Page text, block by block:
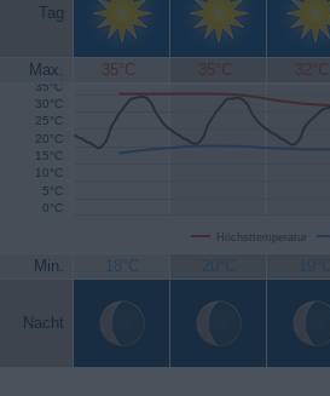
Tag
Max. 35°C 35°C 32°C
Höchsttemperatur
0°C
5°C
10°C
15°C
20°C
25°C
30°C
35°C
Min. 18°C 20°C 19°C
Nacht